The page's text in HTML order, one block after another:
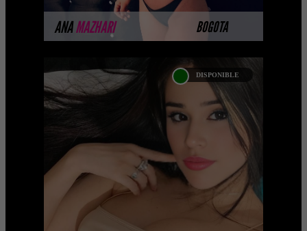
ANAMAZHARI BOGOTA
MÁS INFORMACIÓN
DISPONIBLE
LILIANA CRUZ
Próximamente.... Algunas de nuestras
modelos aún no tienen imágenes
disponibles en la web porque están
completando su sesión ...